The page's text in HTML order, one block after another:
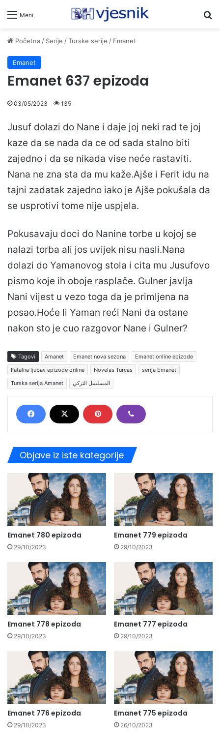
Meni
Početna/ Serije /Turske serije / Emanet
Emanet
Emanet 637 epizoda
03/05/2023 135
Jusuf dolazi do Nane i daje joj neki rad te joj
kaze da se nada da ce od sada stalno biti
zajedno i da se nikada vise neće rastaviti.
Nana ne zna sta da mu kaže.Ajše i Ferit idu na
tajni zadatak zajedno iako je Ajše pokušala da
se usprotivi tome nije uspjela.
Pokusavaju doci do Nanine torbe u kojoj se
nalazi torba ali jos uvijek nisu nasli.Nana
dolazi do Yamanovog stola i cita mu Jusufovo
pismo koje ih oboje rasplače. Gulner javlja
Nani vijest u vezo toga da je primljena na
posao.Hoće li Yaman reći Nani da ostane
nakon sto je cuo razgovor Nane i Gulner?
Tagovi Amanet Emanet nova sezona
Emanet online epizode
Fatalna ljubav epizode online
Novelas Turcas
serija Emanet
Turska serija Amanet
المسلسل التركي
Objave iz iste kategorije
Emanet 780 epizoda
29/10/2023
Emanet 779 epizoda
29/10/2023
Emanet 778 epizoda
29/10/2023
Emanet 777 epizoda
29/10/2023
Emanet 776 epizoda
29/10/2023
Emanet 775 epizoda
26/10/2023